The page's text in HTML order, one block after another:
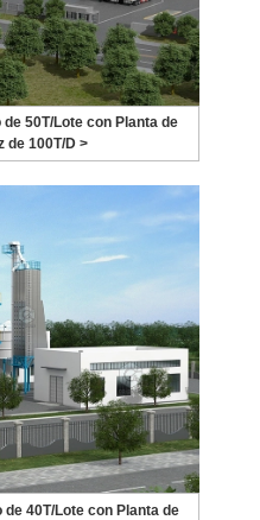
50T/Lote con Planta de
de 100T/D >
40T/Lote con Planta de